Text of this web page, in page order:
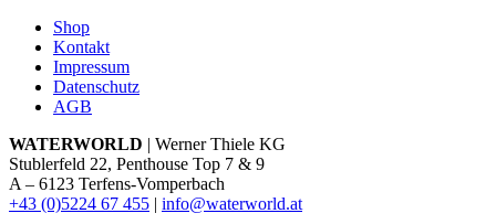
Shop
Kontakt
Impressum
Datenschutz
AGB
WATERWORLD | Werner Thiele KG
Stublerfeld 22, Penthouse Top 7 & 9
A – 6123 Terfens-Vomperbach
+43 (0)5224 67 455 | info@waterworld.at